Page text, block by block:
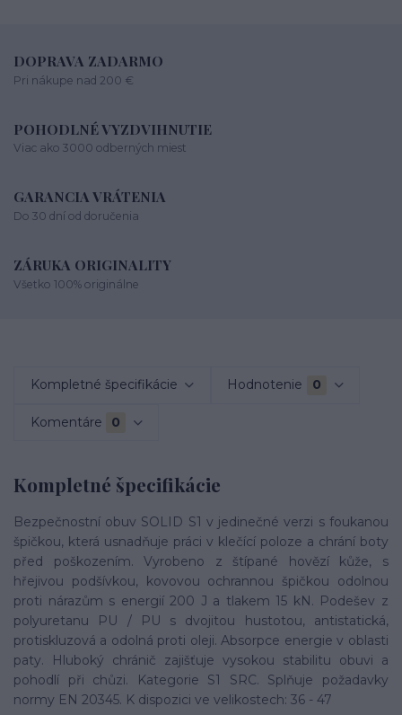
DOPRAVA ZADARMO
Pri nákupe nad 200 €
POHODLNÉ VYZDVIHNUTIE
Viac ako 3000 odberných miest
GARANCIA VRÁTENIA
Do 30 dní od doručenia
ZÁRUKA ORIGINALITY
Všetko 100% originálne
Kompletné špecifikácie Hodnotenie 0
Komentáre 0
Kompletné špecifikácie
Bezpečnostní obuv SOLID S1 v jedinečné verzi s foukanou
špičkou, která usnadňuje práci v klečící poloze a chrání boty
před poškozením. Vyrobeno z štípané hovězí kůže, s
hřejivou podšívkou, kovovou ochrannou špičkou odolnou
proti nárazům s energií 200 J a tlakem 15 kN. Podešev z
polyuretanu PU / PU s dvojitou hustotou, antistatická,
protiskluzová a odolná proti oleji. Absorpce energie v oblasti
paty. Hluboký chránič zajišťuje vysokou stabilitu obuvi a
pohodlí při chůzi. Kategorie S1 SRC. Splňuje požadavky
normy EN 20345. K dispozici ve velikostech: 36 - 47